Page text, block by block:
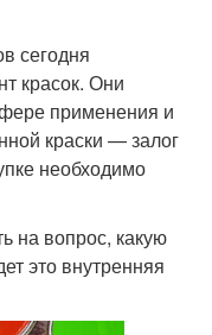
сегодня
красок. Они
применения и
краски — залог
необходимо
на вопрос, какую
это внутренняя